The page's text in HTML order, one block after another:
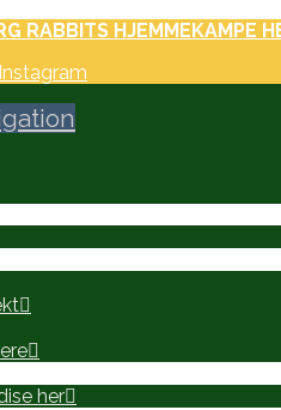
RABBITS HJEMMEKAMPE
Instagram
her